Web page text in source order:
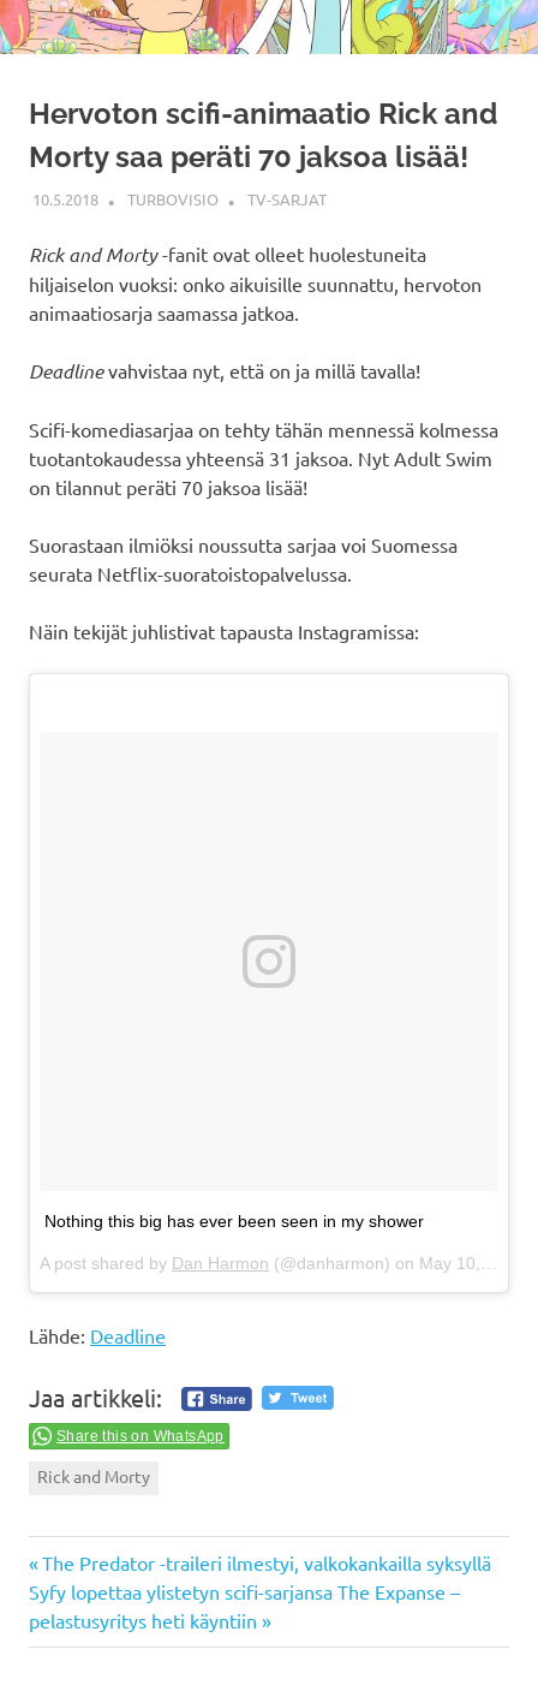
Hervoton scifi-animaatio Rick and
Morty saa peräti 70 jaksoa lisää!
10.5.2018 TURBOVISIO TV-SARJAT
Rick and Morty-fanit ovat olleet huolestuneita
hiljaiselon vuoksi: onko aikuisille suunnattu, hervoton
animaatiosarja saamassa jatkoa.
Deadlinevahvistaa nyt, että on ja millä tavalla!
Scifi-komediasarjaa on tehty tähän mennessä kolmessa
tuotantokaudessa yhteensä 31 jaksoa. Nyt Adult Swim
on tilannut peräti 70 jaksoa lisää!
Suorastaan ilmiöksi noussutta sarjaa voi Suomessa
seurata Netflix-suoratoistopalvelussa.
Näin tekijät juhlistivat tapausta Instagramissa:
Nothing this big has ever been seen in my shower
A post shared by Dan Harmon (@danharmon) on May 10, 2018 at 9:16am PDT
Lähde: Deadline
Jaa artikkeli:
Share this on WhatsApp
Rick and Morty
Artikkelien
selaus
Previous
Post:
The Predator -traileri ilmestyi, valkokankailla syksyllä
Next
Post:
Syfy lopettaa ylistetyn scifi-sarjansa The Expanse –
pelastusyritys heti käyntiin